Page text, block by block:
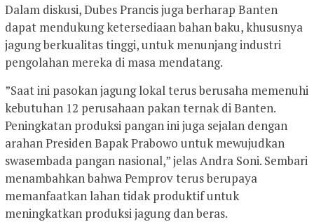
​Dalam diskusi, Dubes Prancis juga berharap Banten
dapat mendukung ketersediaan bahan baku, khususnya
jagung berkualitas tinggi, untuk menunjang industri
pengolahan mereka di masa mendatang.
​”Saat ini pasokan jagung lokal terus berusaha memenuhi
kebutuhan 12 perusahaan pakan ternak di Banten.
Peningkatan produksi pangan ini juga sejalan dengan
arahan Presiden Bapak Prabowo untuk mewujudkan
swasembada pangan nasional,” jelas Andra Soni. Sembari
menambahkan bahwa Pemprov terus berupaya
memanfaatkan lahan tidak produktif untuk
meningkatkan produksi jagung dan beras.